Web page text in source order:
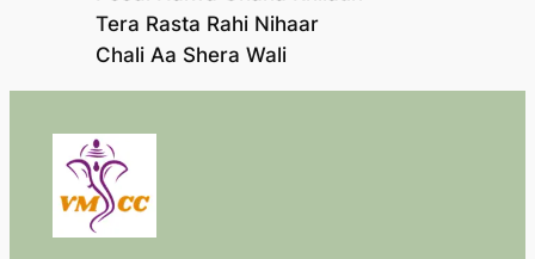
Tera Rasta Rahi Nihaar
Chali Aa Shera Wali